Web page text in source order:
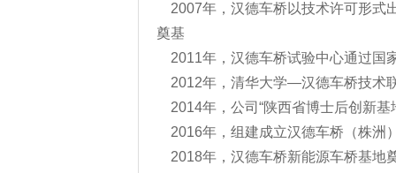
2007年，汉德车桥以技术许可形式
奠基
2011年，汉德车桥试验中心通过国
2012年，清华大学—汉德车桥技术
2014年，公司“陕西省博士后创新基
2016年，组建成立汉德车桥（株洲
2018年，汉德车桥新能源车桥基地